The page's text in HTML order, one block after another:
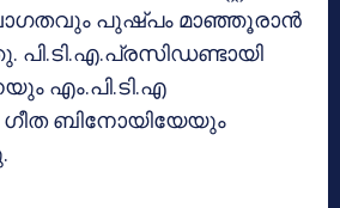
പുഷ്പം മാഞ്ഞൂരാന്‍
പി.ടി.എ.പ്രസിഡണ്ടായി
എം.പി.ടി.എ
ഗീത ബിനോയിയേയും